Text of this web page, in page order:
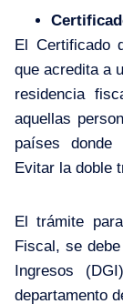
El Certificado
que acredita a
residencia
aquellas
países donde
Evitar la doble
El trámite
Fiscal, se
Ingresos
departamento